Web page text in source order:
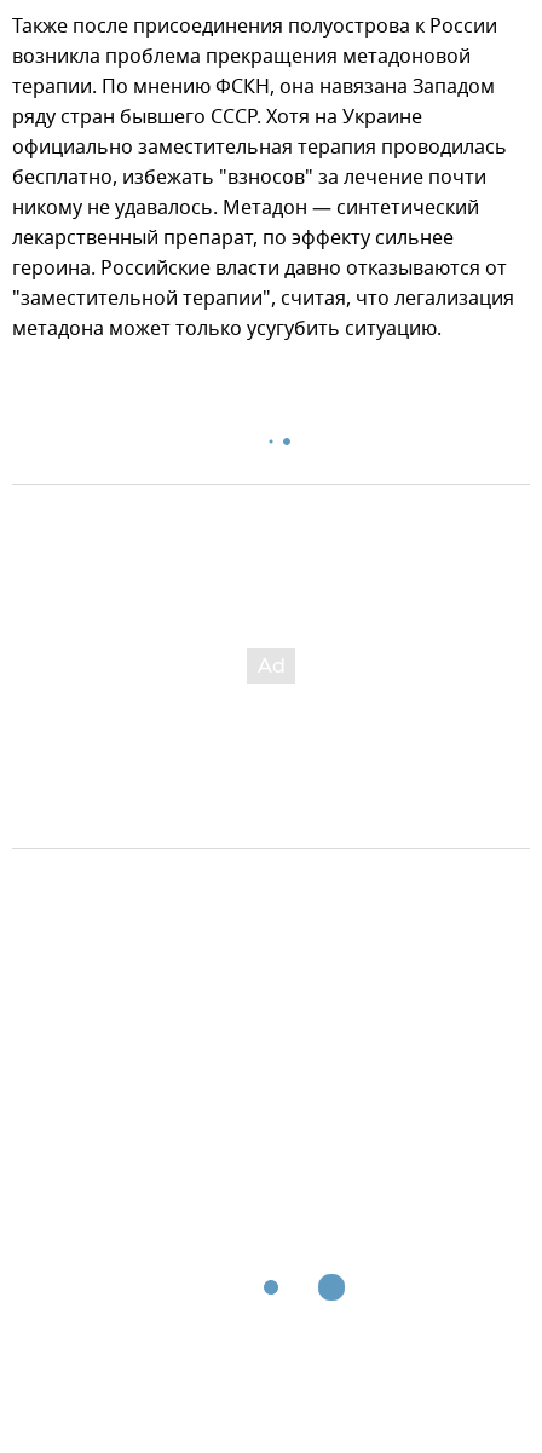
Также после присоединения полуострова к России
возникла проблема прекращения метадоновой
терапии. По мнению ФСКН, она навязана Западом
ряду стран бывшего СССР. Хотя на Украине
официально заместительная терапия проводилась
бесплатно, избежать "взносов" за лечение почти
никому не удавалось. Метадон — синтетический
лекарственный препарат, по эффекту сильнее
героина. Российские власти давно отказываются от
"заместительной терапии", считая, что легализация
метадона может только усугубить ситуацию.